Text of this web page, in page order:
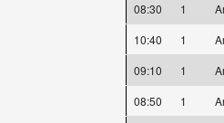
08:30
1
10:40
1
09:10
1
08:50
1